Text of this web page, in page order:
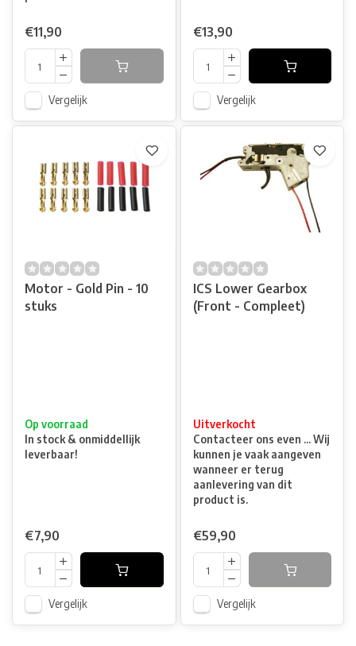
€11,90
Vergelijk
€13,90
Vergelijk
Motor - Gold Pin - 10
stuks
Op voorraad
In stock & onmiddellijk
leverbaar!
€7,90
Vergelijk
ICS Lower Gearbox
(Front - Compleet)
Uitverkocht
Contacteer ons even ... Wij
kunnen je vaak aangeven
wanneer er terug
aanlevering van dit
product is.
€59,90
Vergelijk